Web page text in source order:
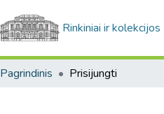
Rinkiniai ir kolekcijos
Pagrindinis Prisijungti